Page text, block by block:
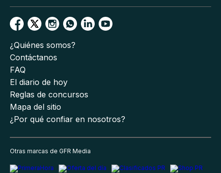
¿Quiénes somos?
Contáctanos
FAQ
El diario de hoy
Reglas de concursos
Mapa del sitio
¿Por qué confiar en nosotros?
Otras marcas de GFR Media